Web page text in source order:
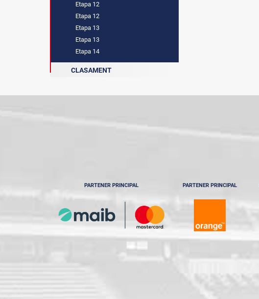
Etapa 12
Etapa 12
Etapa 13
Etapa 13
Etapa 14
CLASAMENT
PARTENER PRINCIPAL PARTENER PRINCIPAL